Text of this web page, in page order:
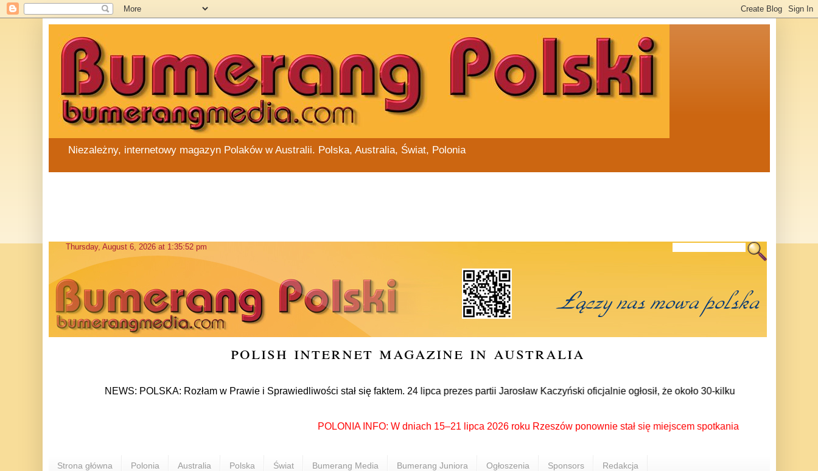
Niezależny, internetowy magazyn Polaków w Australii. Polska, Australia, Świat, Polonia
polish internet magazine in australia
NEWS: POLSKA: Rozłam w Prawie i Sprawiedliwości stał się faktem. 24 lipca prezes partii Jarosław Kaczyński oficjalnie ogłosił, że około 30-kilku posłów
POLONIA INFO: W dniach 15–21 lipca 2026 roku Rzeszów ponownie stał się miejscem spotkania Polonii z całego
Strona główna Polonia Australia Polska Świat Bumerang Media Bumerang Juniora Ogłoszenia Sponsors Redakcja